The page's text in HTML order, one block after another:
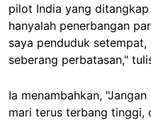
pilot India yang
hanyalah penerbangan
saya penduduk
seberang perbatasan,"
Ia menambahkan,
mari terus terbang tinggi,